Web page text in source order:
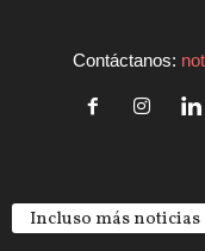
Contáctanos:
Incluso más noticias